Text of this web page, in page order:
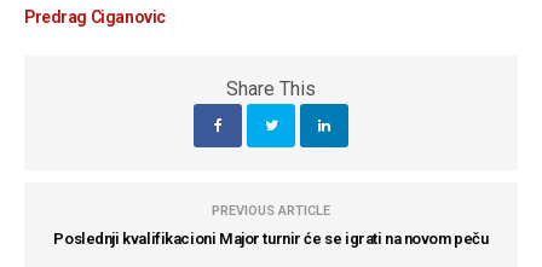
Predrag Ciganovic
Share This
PREVIOUS ARTICLE
Poslednji kvalifikacioni Major turnir će se igrati na novom peču